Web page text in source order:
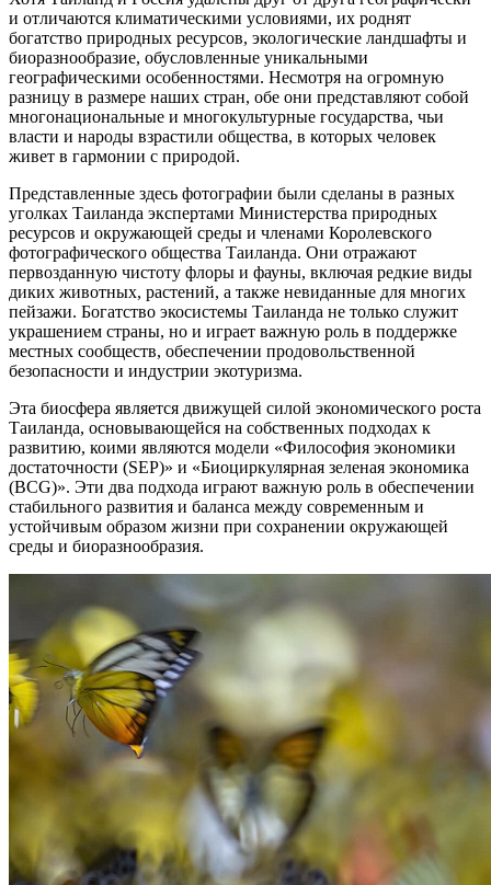
и отличаются климатическими условиями, их роднят
богатство природных ресурсов, экологические ландшафты и
биоразнообразие, обусловленные уникальными
географическими особенностями. Несмотря на огромную
разницу в размере наших стран, обе они представляют собой
многонациональные и многокультурные государства, чьи
власти и народы взрастили общества, в которых человек
живет в гармонии с природой.
Представленные здесь фотографии были сделаны в разных
уголках Таиланда экспертами Министерства природных
ресурсов и окружающей среды и членами Королевского
фотографического общества Таиланда. Они отражают
первозданную чистоту флоры и фауны, включая редкие виды
диких животных, растений, а также невиданные для многих
пейзажи. Богатство экосистемы Таиланда не только служит
украшением страны, но и играет важную роль в поддержке
местных сообществ, обеспечении продовольственной
безопасности и индустрии экотуризма.
Эта биосфера является движущей силой экономического роста
Таиланда, основывающейся на собственных подходах к
развитию, коими являются модели «Философия экономики
достаточности (SЕР)» и «Биоциркулярная зеленая экономика
(ВСG)». Эти два подхода играют важную роль в обеспечении
стабильного развития и баланса между современным и
устойчивым образом жизни при сохранении окружающей
среды и биоразнообразия.